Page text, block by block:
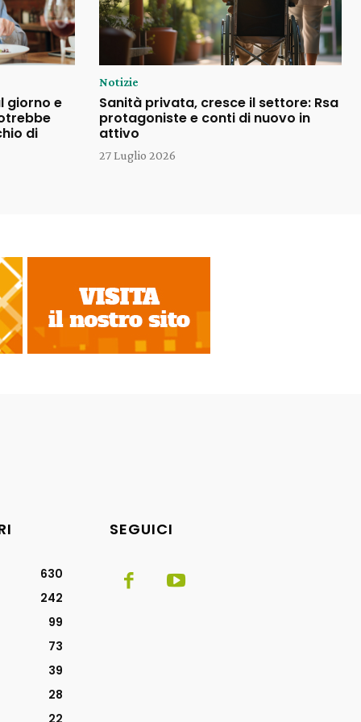
giorno e
di
Notizie
Sanità privata, cresce il settore: Rsa
protagoniste e conti di nuovo in
attivo
27 Luglio 2026
630
242
99
73
39
28
22
SEGUICI